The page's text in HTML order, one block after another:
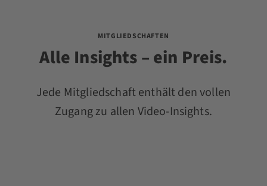
MITGLIEDSCHAFTEN
Alle Insights – ein Preis.
Jede Mitgliedschaft enthält den vollen
Zugang zu allen Video-Insights.